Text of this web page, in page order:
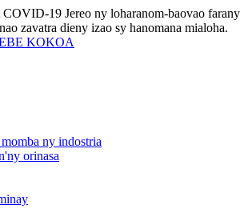
19 Jereo ny loharanom-baovao farany
zavatra dieny izao sy hanomana mialoha.
KOKOA
ny indostria
orinasa